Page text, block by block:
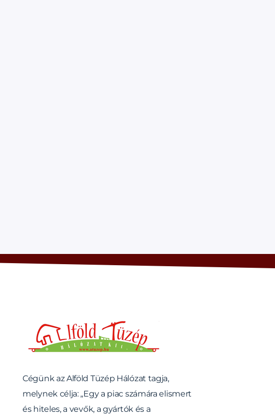
Cégünk az Alföld Tüzép Hálózat tagja,
melynek célja: „Egy a piac számára elismert
és hiteles, a vevők, a gyártók és a